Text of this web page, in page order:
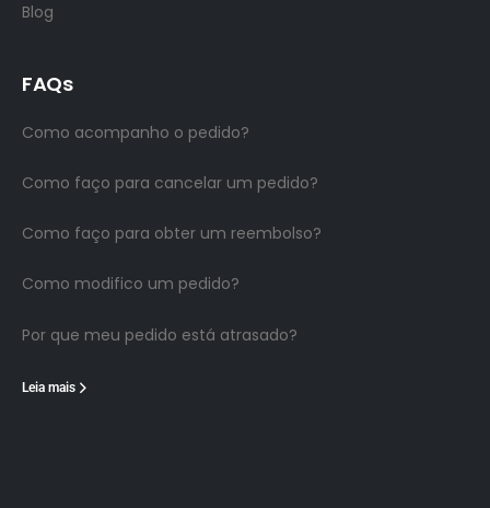
Blog
FAQs
Como acompanho o pedido?
Como faço para cancelar um pedido?
Como faço para obter um reembolso?
Como modifico um pedido?
Por que meu pedido está atrasado?
Leia mais